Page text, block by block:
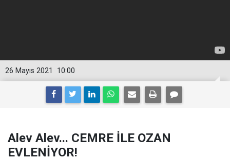
10:00
26 Mayıs 2021
Alev Alev... CEMRE İLE OZAN
EVLENİYOR!